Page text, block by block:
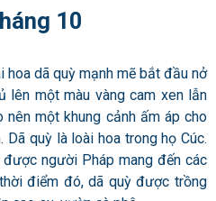
10
hoa dã quỳ mạnh mẽ bắt đầu nở
một màu vàng cam xen lẫn
nên một khung cảnh ấm áp cho
Dã quỳ là loài hoa trong họ Cúc.
người Pháp mang đến các
điểm đó, dã quỳ được trồng